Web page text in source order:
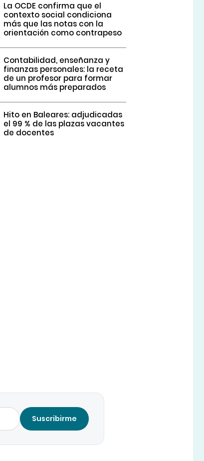
La OCDE confirma que el
contexto social condiciona
más que las notas con la
orientación como contrapeso
Contabilidad, enseñanza y
finanzas personales: la receta
de un profesor para formar
alumnos más preparados
Hito en Baleares: adjudicadas
el 99 % de las plazas vacantes
de docentes
Suscribirme